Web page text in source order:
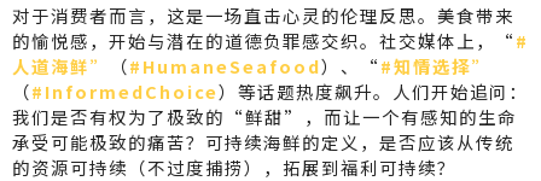
对于消费者而言，这是一场直击心灵的伦理反思。美食带来
的愉悦感，开始与潜在的道德负罪感交织。社交媒体上，“#
人道海鲜”
（#HumaneSeafood）、“#知情选择”
（#InformedChoice）等话题热度飙升。人们开始追问：
我们是否有权为了极致的“鲜甜”，而让一个有感知的生命
承受可能极致的痛苦？可持续海鲜的定义，是否应该从传统
的资源可持续（不过度捕捞），拓展到福利可持续？